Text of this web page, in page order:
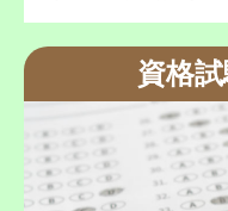
資格